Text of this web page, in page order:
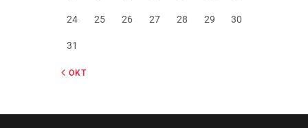
24 25 26 27 28 29 30
31
« OKT